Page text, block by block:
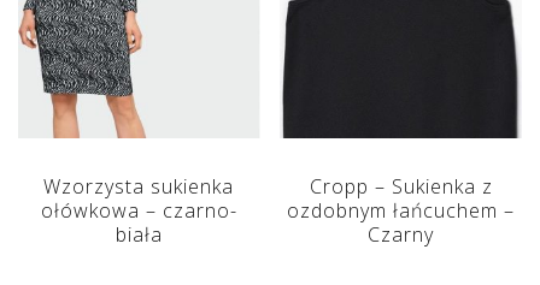
Wzorzysta sukienka
ołówkowa – czarno-
biała
Cropp – Sukienka z
ozdobnym łańcuchem –
Czarny